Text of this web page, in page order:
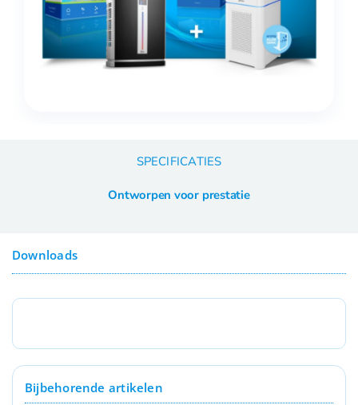
SPECIFICATIES
Ontworpen voor prestatie
Downloads
Bijbehorende artikelen